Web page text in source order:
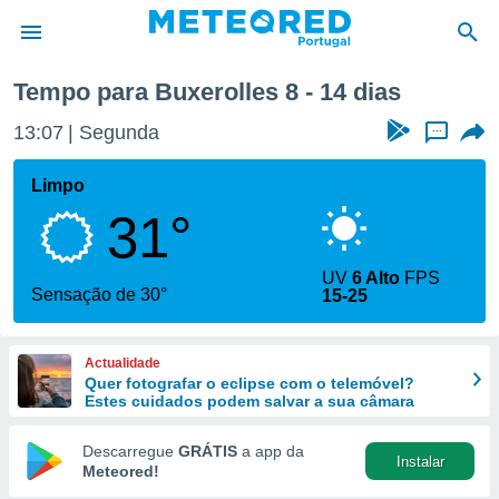
da
foi
fornecidas
a este
das
e
forma
digital
Tempo para Buxerolles 8 - 14 dias
13:07 Segunda ...
Limpo
31°
Sensação de 30°
UV6 Alto FPS
15-25
Actualidade
Quer fotografar o eclipse com o telemóvel?
Estes cuidados podem salvar a sua câmara
Descarregue GRÁTIS a app da
Meteored!
Instalar